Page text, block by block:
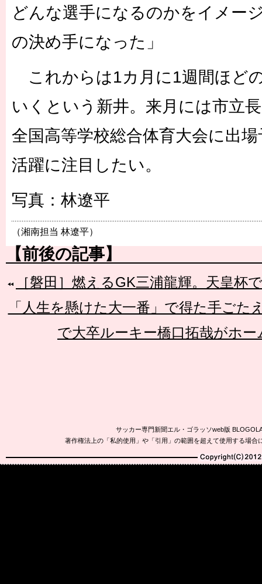
どんな選手になるのかをイメー
の決め手になった」
これからは1カ月に1週間ほど
いくという新井。来月には市立
全国高等学校総合体育大会に出
活躍に注目したい。
写真：林遼平
（湘南担当 林遼平）
【前後の記事】
［磐田］燃えるGK三浦龍輝。天皇杯
「人生を懸けた大一番」で得た手ごた
で大卒ルーキー橋口拓哉がホ
サッカー専門新聞エル・ゴラッソweb版
著作権法上の「私的使用」や「引用」の範囲を超えて使用する場
Copyright(C)2010-